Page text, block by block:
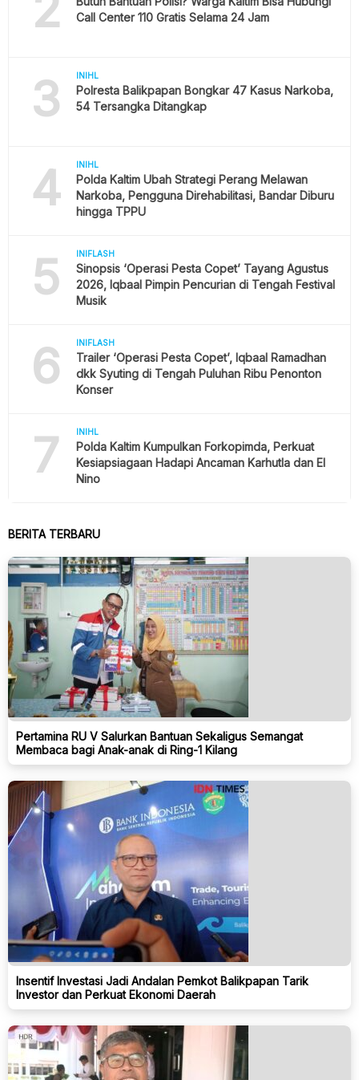
Call Center 110 Gratis Selama 24 Jam
3 INIHL
Polresta Balikpapan Bongkar 47 Kasus Narkoba,
54 Tersangka Ditangkap
4 INIHL
Polda Kaltim Ubah Strategi Perang Melawan
Narkoba, Pengguna Direhabilitasi, Bandar Diburu
hingga TPPU
5 INIFLASH
Sinopsis ‘Operasi Pesta Copet’ Tayang Agustus
2026, Iqbaal Pimpin Pencurian di Tengah Festival
Musik
6 INIFLASH
Trailer ‘Operasi Pesta Copet’, Iqbaal Ramadhan
dkk Syuting di Tengah Puluhan Ribu Penonton
Konser
7 INIHL
Polda Kaltim Kumpulkan Forkopimda, Perkuat
Kesiapsiagaan Hadapi Ancaman Karhutla dan El
Nino
BERITA TERBARU
Pertamina RU V Salurkan Bantuan Sekaligus Semangat
Membaca bagi Anak-anak di Ring-1 Kilang
Insentif Investasi Jadi Andalan Pemkot Balikpapan Tarik
Investor dan Perkuat Ekonomi Daerah